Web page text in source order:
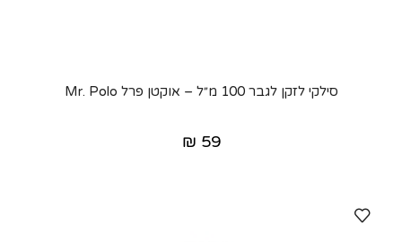
סילקי לזקן לגבר 100 מ״ל – אוקטן פרל Mr. Polo
₪ 59